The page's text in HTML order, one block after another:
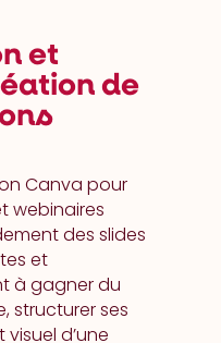
et
de
Canva pour
webinaires
des slides
et
à gagner du
structurer ses
d’une